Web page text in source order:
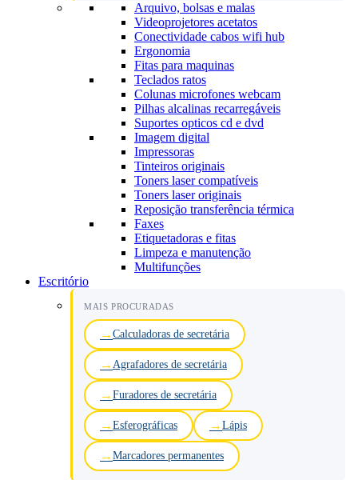
Arquivo, bolsas e malas
Videoprojetores acetatos
Conectividade cabos wifi hub
Ergonomia
Fitas para maquinas
Teclados ratos
Colunas microfones webcam
Pilhas alcalinas recarregáveis
Suportes opticos cd e dvd
Imagem digital
Impressoras
Tinteiros originais
Toners laser compatíveis
Toners laser originais
Reposição transferência térmica
Faxes
Etiquetadoras e fitas
Limpeza e manutenção
Multifunções
Escritório
MAIS PROCURADAS
Calculadoras de secretária
Agrafadores de secretária
Furadores de secretária
Esferográficas Lápis
Marcadores permanentes